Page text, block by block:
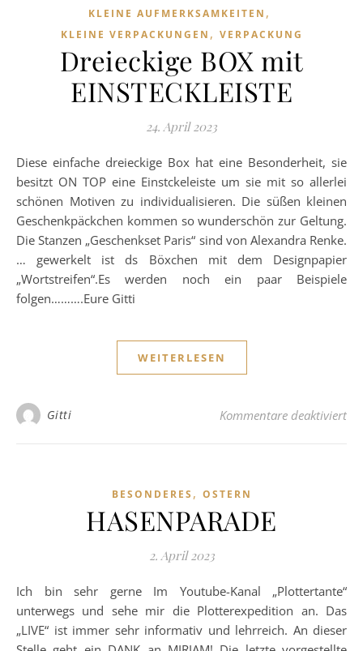
KLEINE AUFMERKSAMKEITEN ,
KLEINE VERPACKUNGEN , VERPACKUNG
Dreieckige BOX mit
EINSTECKLEISTE
24. April 2023
Diese einfache dreieckige Box hat eine Besonderheit, sie
besitzt ON TOP eine Einstckeleiste um sie mit so allerlei
schönen Motiven zu in­di­vi­du­a­li­sie­ren. Die süßen kleinen
Geschenkpäckchen kommen so wunderschön zur Geltung.
Die Stanzen „Geschenkset Paris“ sind von Alexandra Renke.
… gewerkelt ist ds Böxchen mit dem Designpapier
„Wortstreifen“.Es werden noch ein paar Beispiele
folgen……….Eure Gitti
WEITERLESEN
Gitti Kommentare deaktiviertfür
BESONDERES , OSTERN
HASENPARADE
2. April 2023
Ich bin sehr gerne Im Youtube-Kanal „Plottertante“
unterwegs und sehe mir die Plotterexpedition an. Das
„LIVE“ ist immer sehr informativ und lehrreich. An dieser